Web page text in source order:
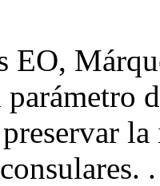
EO,
parámetro